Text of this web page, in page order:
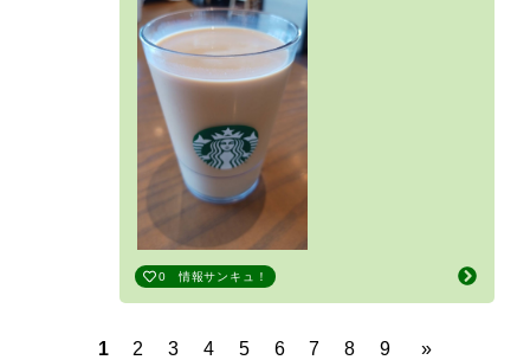
0 情報サンキュ！
1 2 3 4 5 6 7 8 9 »